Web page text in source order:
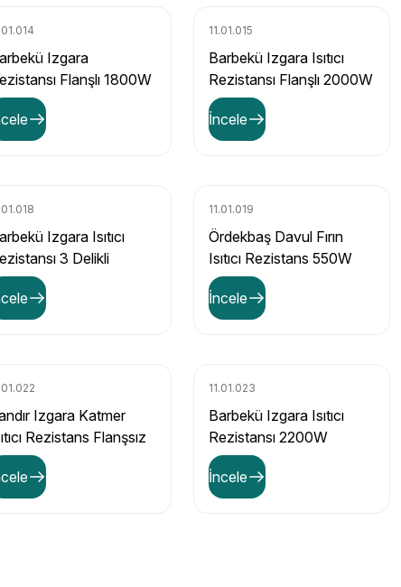
Izgara
Flanşlı 1800W
11.01.015
Barbekü Izgara Isıtıcı
Rezistansı Flanşlı 2000W
İncele
Izgara Isıtıcı
3 Delikli
11.01.019
Ördekbaş Davul Fırın
Isıtıcı Rezistans 550W
İncele
Izgara Katmer
Rezistans Flanşsız
11.01.023
Barbekü Izgara Isıtıcı
Rezistansı 2200W
330mmx265mm 230V
İncele